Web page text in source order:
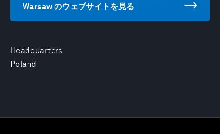
Headquarters
Poland
Warsaw のウェブサイトを見る